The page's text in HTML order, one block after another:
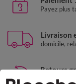
Payez plus
Livraison
domicile,
Retours
sous 30